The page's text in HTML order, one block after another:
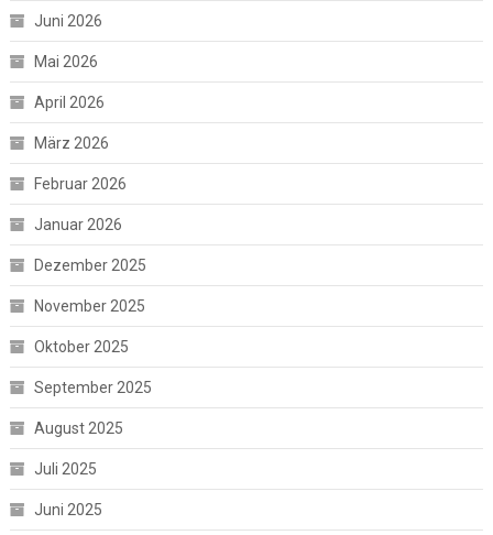
Juni 2026
Mai 2026
April 2026
März 2026
Februar 2026
Januar 2026
Dezember 2025
November 2025
Oktober 2025
September 2025
August 2025
Juli 2025
Juni 2025